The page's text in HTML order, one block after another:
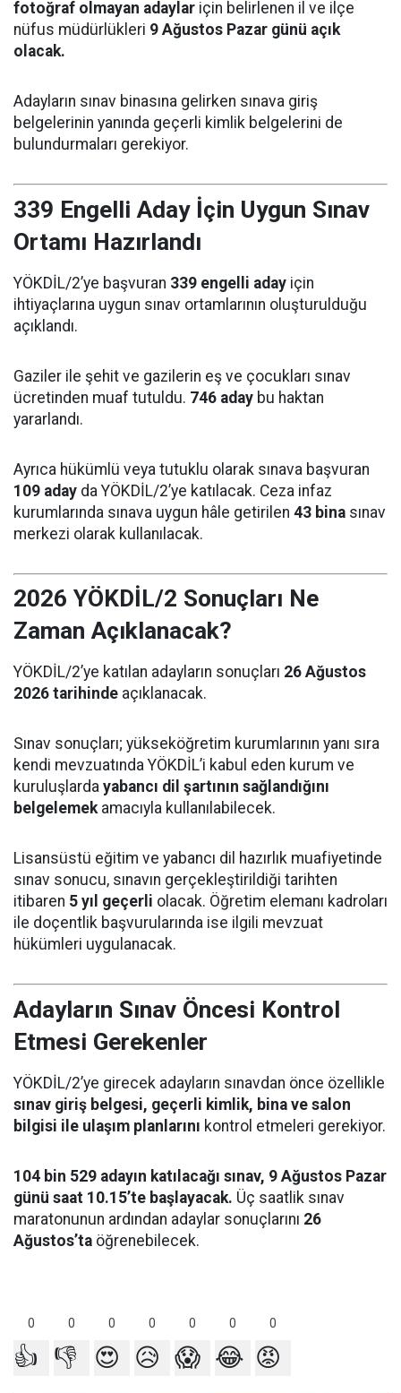
fotoğraf olmayan adaylar için belirlenen il ve ilçe
nüfus müdürlükleri 9 Ağustos Pazar günü açık
olacak.
Adayların sınav binasına gelirken sınava giriş
belgelerinin yanında geçerli kimlik belgelerini de
bulundurmaları gerekiyor.
339 Engelli Aday İçin Uygun Sınav
Ortamı Hazırlandı
YÖKDİL/2’ye başvuran 339 engelli aday için
ihtiyaçlarına uygun sınav ortamlarının oluşturulduğu
açıklandı.
Gaziler ile şehit ve gazilerin eş ve çocukları sınav
ücretinden muaf tutuldu. 746 aday bu haktan
yararlandı.
Ayrıca hükümlü veya tutuklu olarak sınava başvuran
109 aday da YÖKDİL/2’ye katılacak. Ceza infaz
kurumlarında sınava uygun hâle getirilen 43 bina sınav
merkezi olarak kullanılacak.
2026 YÖKDİL/2 Sonuçları Ne
Zaman Açıklanacak?
YÖKDİL/2’ye katılan adayların sonuçları 26 Ağustos
2026 tarihinde açıklanacak.
Sınav sonuçları; yükseköğretim kurumlarının yanı sıra
kendi mevzuatında YÖKDİL’i kabul eden kurum ve
kuruluşlarda yabancı dil şartının sağlandığını
belgelemekamacıyla kullanılabilecek.
Lisansüstü eğitim ve yabancı dil hazırlık muafiyetinde
sınav sonucu, sınavın gerçekleştirildiği tarihten
itibaren 5 yıl geçerli olacak. Öğretim elemanı kadroları
ile doçentlik başvurularında ise ilgili mevzuat
hükümleri uygulanacak.
Adayların Sınav Öncesi Kontrol
Etmesi Gerekenler
YÖKDİL/2’ye girecek adayların sınavdan önce özellikle
sınav giriş belgesi, geçerli kimlik, bina ve salon
bilgisi ile ulaşım planlarını kontrol etmeleri gerekiyor.
104 bin 529 adayın katılacağı sınav, 9 Ağustos Pazar
günü saat 10.15’te başlayacak. Üç saatlik sınav
maratonunun ardından adaylar sonuçlarını 26
Ağustos’ta öğrenebilecek.
0 0 0 0 0 0 0
👍 👎 😍 😥 😱 😂 😡